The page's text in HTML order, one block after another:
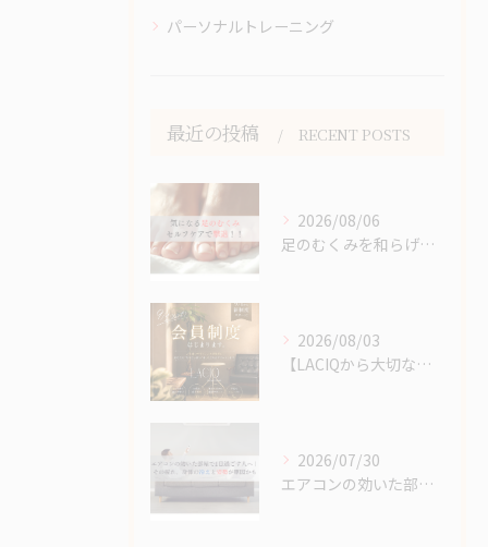
パーソナルトレーニング
最近の投稿 RECENT POSTS
2026/08/06
足のむくみを和らげるセルフケア｜夕方になると脚がパンパンにな...
2026/08/03
【LACIQから大切なお知らせ】
2026/07/30
エアコンの効いた部屋で1日過ごす人へ｜その疲れ、身体の冷えと...